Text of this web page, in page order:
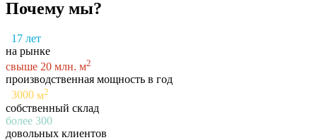
Почему мы?
17 лет
на рынке
свыше 20 млн. м2
производственная мощность в год
3000 м2
собственный склад
более 300
довольных клиентов